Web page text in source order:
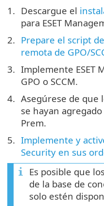
Descargue el
para ESET
Prepare el script
remota de GPO/
Implemente ESET
GPO o SCCM.
Asegúrese de que
se hayan agregado
Prem.
Implemente y
Security en sus
Es posible que
de la base de
solo estén